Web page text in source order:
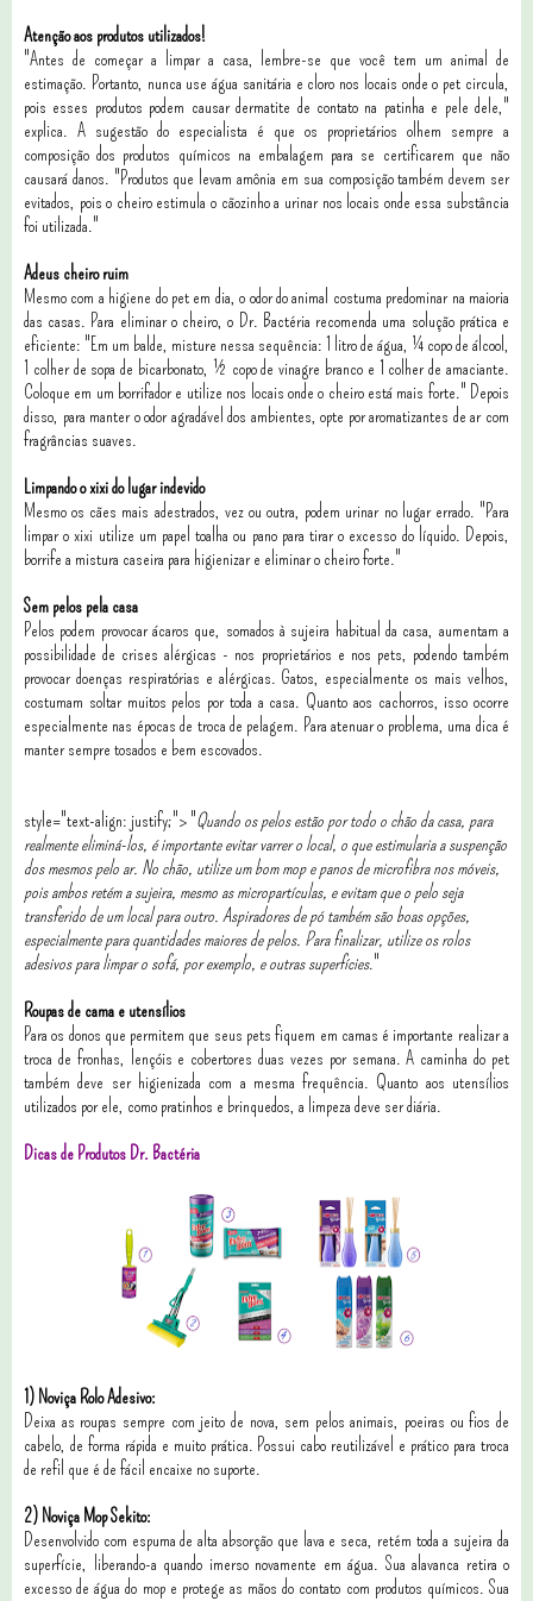
Atenção aos produtos utilizados!
"Antes de começar a limpar a casa, lembre-se que você tem um animal de
estimação. Portanto, nunca use água sanitária e cloro nos locais onde o pet circula,
pois esses produtos podem causar dermatite de contato na patinha e pele dele,"
explica. A sugestão do especialista é que os proprietários olhem sempre a
composição dos produtos químicos na embalagem para se certificarem que não
causará danos. "Produtos que levam amônia em sua composição também devem ser
evitados, pois o cheiro estimula o cãozinho a urinar nos locais onde essa substância
foi utilizada."
Adeus cheiro ruim
Mesmo com a higiene do pet em dia, o odor do animal costuma predominar na maioria
das casas. Para eliminar o cheiro, o Dr. Bactéria recomenda uma solução prática e
eficiente: "Em um balde, misture nessa sequência: 1 litro de água, ¼ copo de álcool,
1 colher de sopa de bicarbonato, ½ copo de vinagre branco e 1 colher de amaciante.
Coloque em um borrifador e utilize nos locais onde o cheiro está mais forte." Depois
disso, para manter o odor agradável dos ambientes, opte por aromatizantes de ar com
fragrâncias suaves.
Limpando o xixi do lugar indevido
Mesmo os cães mais adestrados, vez ou outra, podem urinar no lugar errado. "Para
limpar o xixi utilize um papel toalha ou pano para tirar o excesso do líquido. Depois,
borrife a mistura caseira para higienizar e eliminar o cheiro forte."
Sem pelos pela casa
Pelos podem provocar ácaros que, somados à sujeira habitual da casa, aumentam a
possibilidade de crises alérgicas - nos proprietários e nos pets, podendo também
provocar doenças respiratórias e alérgicas. Gatos, especialmente os mais velhos,
costumam soltar muitos pelos por toda a casa. Quanto aos cachorros, isso ocorre
especialmente nas épocas de troca de pelagem. Para atenuar o problema, uma dica é
manter sempre tosados e bem escovados.
style="text-align: justify;"> "Quando os pelos estão por todo o chão da casa, para
realmente eliminá-los, é importante evitar varrer o local, o que estimularia a suspenção
dos mesmos pelo ar. No chão, utilize um bom mop e panos de microfibra nos móveis,
pois ambos retém a sujeira, mesmo as micropartículas, e evitam que o pelo seja
transferido de um local para outro. Aspiradores de pó também são boas opções,
especialmente para quantidades maiores de pelos. Para finalizar, utilize os rolos
adesivos para limpar o sofá, por exemplo, e outras superfícies."
Roupas de cama e utensílios
Para os donos que permitem que seus pets fiquem em camas é importante realizar a
troca de fronhas, lençóis e cobertores duas vezes por semana. A caminha do pet
também deve ser higienizada com a mesma frequência. Quanto aos utensílios
utilizados por ele, como pratinhos e brinquedos, a limpeza deve ser diária.
Dicas de Produtos Dr. Bactéria
1) Noviça Rolo Adesivo:
Deixa as roupas sempre com jeito de nova, sem pelos animais, poeiras ou fios de
cabelo, de forma rápida e muito prática. Possui cabo reutilizável e prático para troca
de refil que é de fácil encaixe no suporte.
2) Noviça Mop Sekito:
Desenvolvido com espuma de alta absorção que lava e seca, retém toda a sujeira da
superfície, liberando-a quando imerso novamente em água. Sua alavanca retira o
excesso de água do mop e protege as mãos do contato com produtos químicos. Sua